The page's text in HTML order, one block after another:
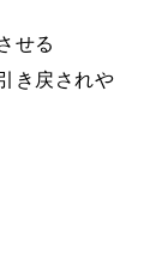
せる
き戻されや